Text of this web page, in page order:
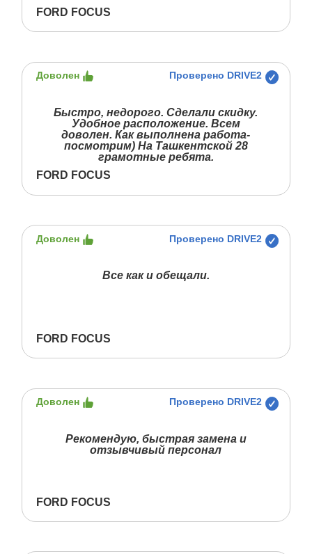
FORD FOCUS
Доволен Проверено DRIVE2
Быстро, недорого. Сделали скидку.
Удобное расположение. Всем
доволен. Как выполнена работа-
посмотрим) На Ташкентской 28
грамотные ребята.
FORD FOCUS
Доволен Проверено DRIVE2
Все как и обещали.
FORD FOCUS
Доволен Проверено DRIVE2
Рекомендую, быстрая замена и
отзывчивый персонал
FORD FOCUS